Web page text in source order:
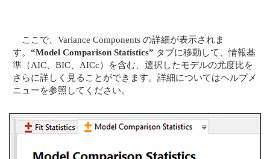
ここで、Variance Components の詳細が表示されま
す。“Model Comparison Statistics” タブに移動して、情報基
準（AIC、BIC、AICc）を含む、選択したモデルの尤度比を
さらに詳しく見ることができます。詳細についてはヘルプメ
ニューを参照してください。